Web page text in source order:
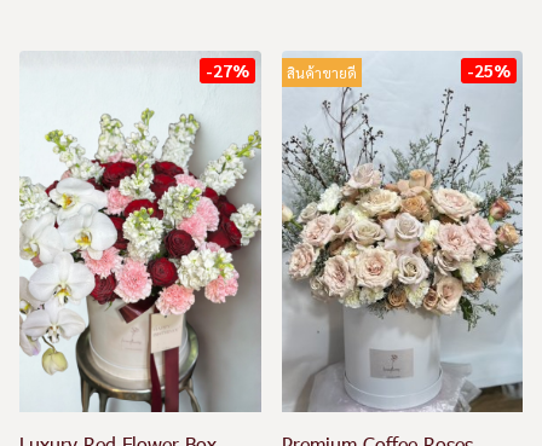
-27% สินค้าขายดี -25%